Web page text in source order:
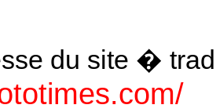
du site �